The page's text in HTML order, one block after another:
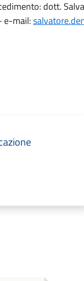
dott.
e-mail: